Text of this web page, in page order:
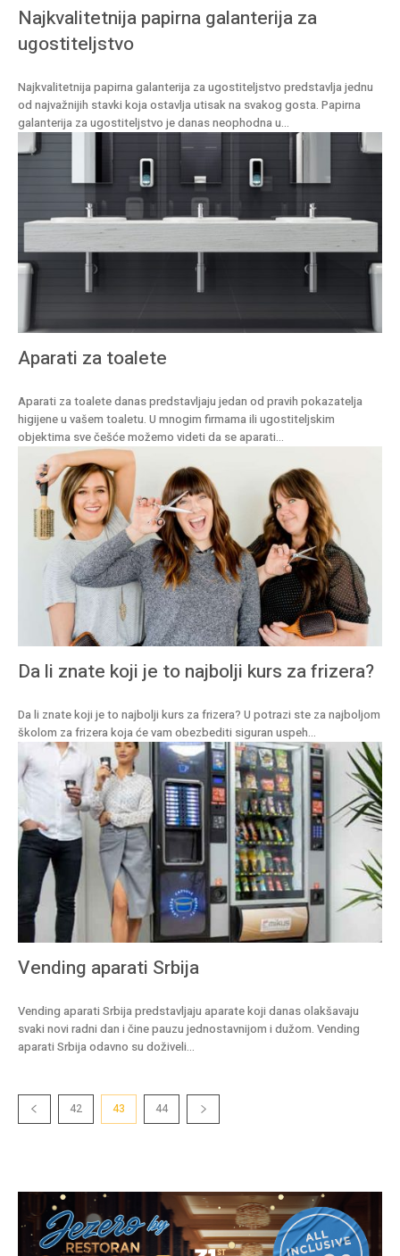
Najkvalitetnija papirna galanterija za
ugostiteljstvo
Najkvalitetnija papirna galanterija za ugostiteljstvo predstavlja jednu
od najvažnijih stavki koja ostavlja utisak na svakog gosta. Papirna
galanterija za ugostiteljstvo je danas neophodna u...
Aparati za toalete
Aparati za toalete danas predstavljaju jedan od pravih pokazatelja
higijene u vašem toaletu. U mnogim firmama ili ugostiteljskim
objektima sve češće možemo videti da se aparati...
Da li znate koji je to najbolji kurs za frizera?
Da li znate koji je to najbolji kurs za frizera? U potrazi ste za najboljom
školom za frizera koja će vam obezbediti siguran uspeh...
Vending aparati Srbija
Vending aparati Srbija predstavljaju aparate koji danas olakšavaju
svaki novi radni dan i čine pauzu jednostavnijom i dužom. Vending
aparati Srbija odavno su doživeli...
42 43 44